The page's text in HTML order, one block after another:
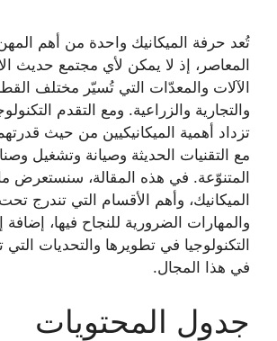
تُعد حرفة الميكانيك واحدة من أهم
المعاصر، إذ لا يمكن لأي مجتمع حديث
الآلات والمعدّات التي تُسيّر مختلف
والتجارية والزراعية. ومع التقدم
تزداد أهمية الميكانيكيين من حيث
مع التقنيات الحديثة وصيانة وتشغيل
المتنوّعة. في هذه المقالة، سنستعرض
الميكانيك، وأهم الأقسام التي تندرج
والمهارات الضرورية للنجاح فيها، إضافة
التكنولوجيا في تطويرها والتحديات التي
في هذا المجال.
جدول المحتويات